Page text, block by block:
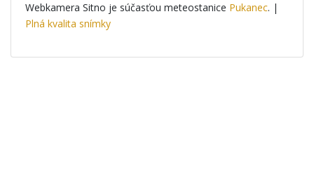
Webkamera Sitno je súčasťou meteostanice Pukanec. |
Plná kvalita snímky